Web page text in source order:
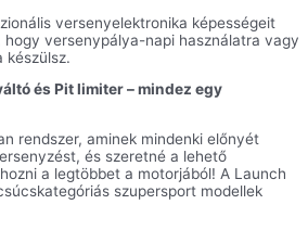
versenyelektronika képességeit
versenypálya-napi használatra vagy
készülsz.
és Pit limiter – mindez egy
rendszer, aminek mindenki előnyét
és szeretné a lehető
a legtöbbet a motorjából! A Launch
szupersport modellek